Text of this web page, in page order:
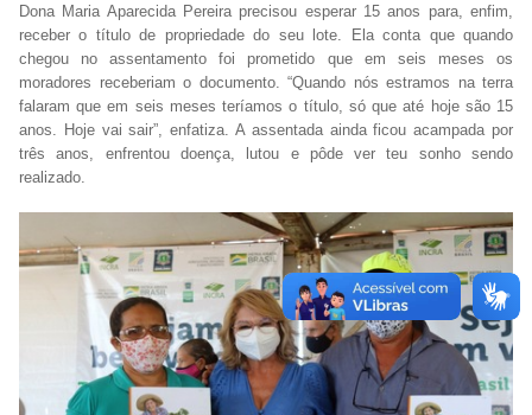
Dona Maria Aparecida Pereira precisou esperar 15 anos para, enfim,
receber o título de propriedade do seu lote. Ela conta que quando
chegou no assentamento foi prometido que em seis meses os
moradores receberiam o documento. “Quando nós estramos na terra
falaram que em seis meses teríamos o título, só que até hoje são 15
anos. Hoje vai sair”, enfatiza. A assentada ainda ficou acampada por
três anos, enfrentou doença, lutou e pôde ver teu sonho sendo
realizado.